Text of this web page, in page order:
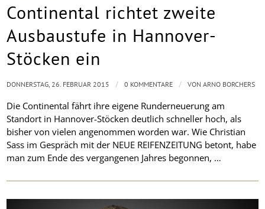
Continental richtet zweite
Ausbaustufe in Hannover-
Stöcken ein
Die Continental fährt ihre eigene Runderneuerung am
Standort in Hannover-Stöcken deutlich schneller hoch, als
bisher von vielen angenommen worden war. Wie Christian
Sass im Gespräch mit der NEUE REIFENZEITUNG betont, habe
man zum Ende des vergangenen Jahres begonnen, …
DONNERSTAG, 26. FEBRUAR 2015 / 0 KOMMENTARE / VONARNO BORCHERS